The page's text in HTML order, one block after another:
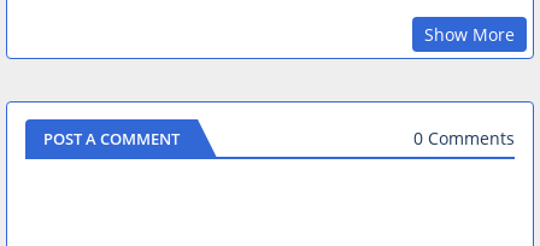
Show More
POST A COMMENT 0 Comments